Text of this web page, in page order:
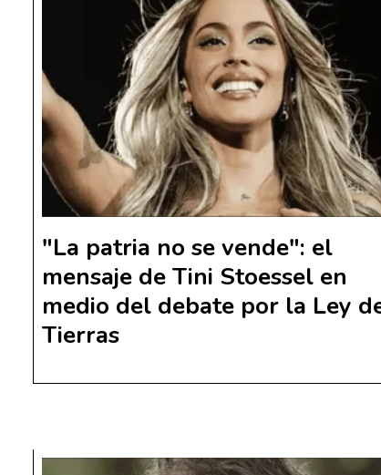
"La patria no se vende": el
mensaje de Tini Stoessel en
medio del debate por la Ley
Tierras